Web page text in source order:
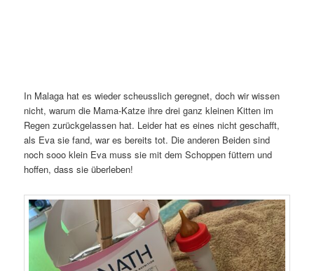
In Malaga hat es wieder scheusslich geregnet, doch wir wissen
nicht, warum die Mama-Katze ihre drei ganz kleinen Kitten im
Regen zurückgelassen hat. Leider hat es eines nicht geschafft,
als Eva sie fand, war es bereits tot. Die anderen Beiden sind
noch sooo klein Eva muss sie mit dem Schoppen füttern und
hoffen, dass sie überleben!